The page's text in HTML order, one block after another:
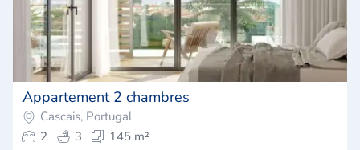
Appartement 2 chambres
Cascais, Portugal
2
3
145 m²